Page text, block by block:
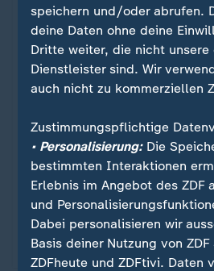
Allergische Reaktionen vermeiden
Was bei einer
beachten ist
Die Adventszeit stellt
vor besondere
die Allergene lauern, nicht
Stollen oder Lebkuchen. Was
von Anja Braunwarth
mit Video5:24
speichern und/oder abrufen.
deine Daten ohne deine
Dritte weiter, die nicht unsere
Dienstleister sind. Wir
auch nicht zu kommerziellen
Zustimmungspflichtige
• Personalisierung:Die
bestimmten Interaktionen
Erlebnis im Angebot des ZDF
und
Dabei personalisieren wir
Basis deiner Nutzung von
ZDFheute und ZDFtivi. Daten